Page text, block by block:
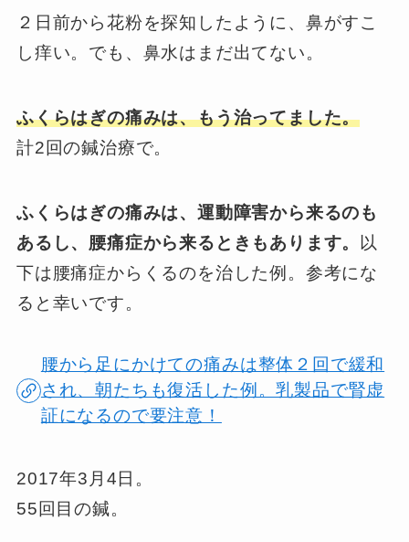
２日前から花粉を探知したように、鼻がすこ
し痒い。でも、鼻水はまだ出てない。
ふくらはぎの痛みは、もう治ってました。
計2回の鍼治療で。
ふくらはぎの痛みは、運動障害から来るのも
あるし、腰痛症から来るときもあります。
以
下は腰痛症からくるのを治した例。参考にな
ると幸いです。
腰から足にかけての痛みは整体２回で緩和
され、朝たちも復活した例。乳製品で腎虚
証になるので要注意！
2017年3月4日。
55回目の鍼。